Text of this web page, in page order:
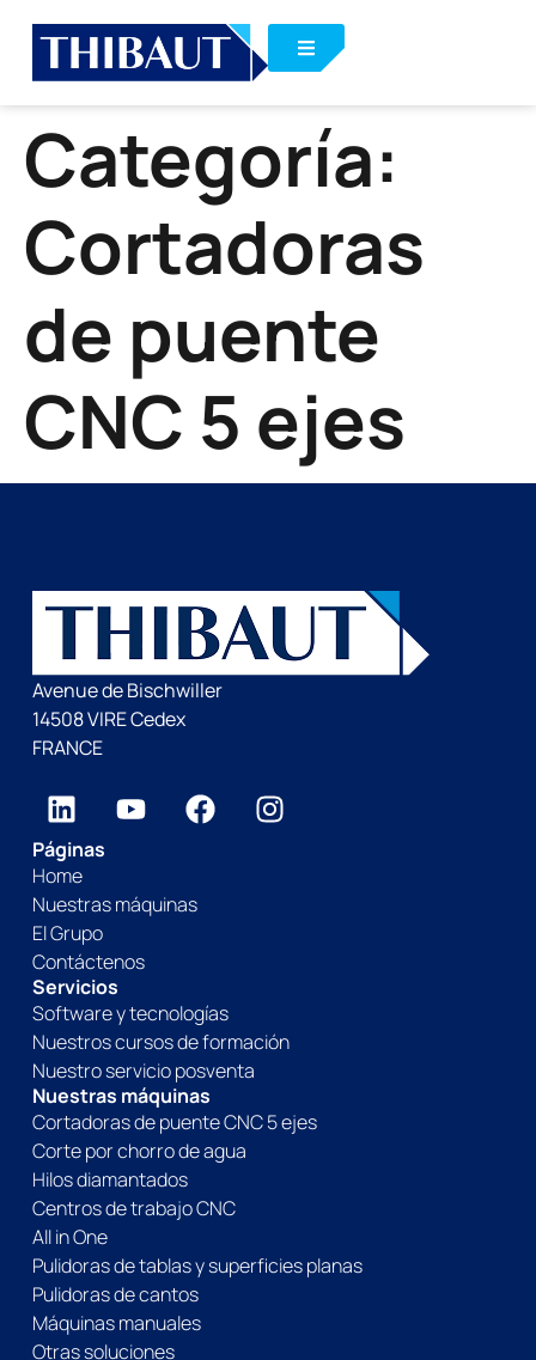
Categoría:
Cortadoras
de puente
CNC 5 ejes
Avenue de Bischwiller
14508 VIRE Cedex
FRANCE
Páginas
Home
Nuestras máquinas
El Grupo
Contáctenos
Servicios
Software y tecnologías
Nuestros cursos de formación
Nuestro servicio posventa
Nuestras máquinas
Cortadoras de puente CNC 5 ejes
Corte por chorro de agua
Hilos diamantados
Centros de trabajo CNC
All in One
Pulidoras de tablas y superficies planas
Pulidoras de cantos
Máquinas manuales
Otras soluciones